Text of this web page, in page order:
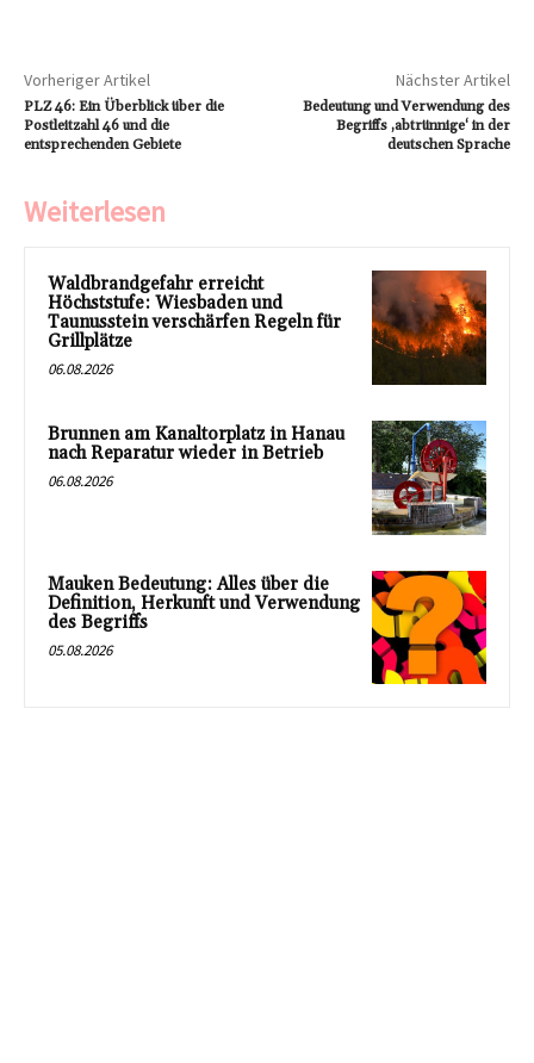
Vorheriger Artikel
PLZ 46: Ein Überblick über die
Postleitzahl 46 und die
entsprechenden Gebiete
Nächster Artikel
Bedeutung und Verwendung des
Begriffs ‚abtrünnige‘ in der
deutschen Sprache
Weiterlesen
Waldbrandgefahr erreicht
Höchststufe: Wiesbaden und
Taunusstein verschärfen Regeln für
Grillplätze
06.08.2026
Brunnen am Kanaltorplatz in Hanau
nach Reparatur wieder in Betrieb
06.08.2026
Mauken Bedeutung: Alles über die
Definition, Herkunft und Verwendung
des Begriffs
05.08.2026